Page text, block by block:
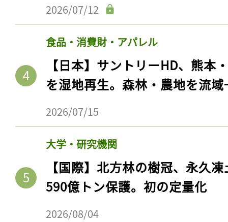
2026/07/12
食品・消費財・アパレル
【日本】サントリーHD、熊本
を湿地再生。森林・農地を流
2026/07/15
大学・研究機関
【国際】北方林の樹冠、永久
590億トン保護。初の定量化
2026/08/04